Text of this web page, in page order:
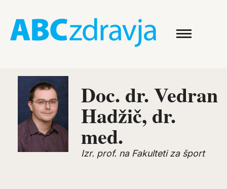
Doc. dr. Vedran
Hadžič, dr.
med.
Izr. prof. na Fakulteti za šport